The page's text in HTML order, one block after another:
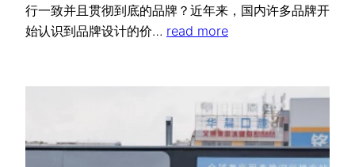
行一致并且贯彻到底的品牌？近年来，国内许多品牌开
始认识到品牌设计的价… read more